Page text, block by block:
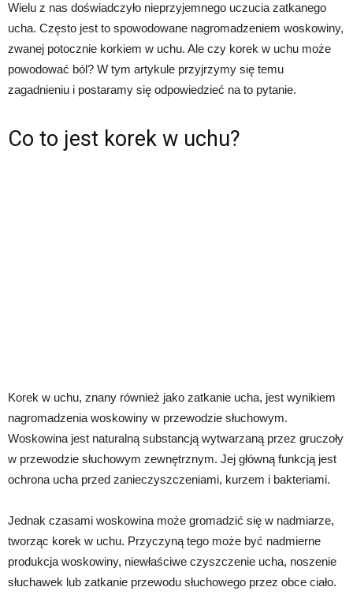
Wielu z nas doświadczyło nieprzyjemnego uczucia zatkanego
ucha. Często jest to spowodowane nagromadzeniem woskowiny,
zwanej potocznie korkiem w uchu. Ale czy korek w uchu może
powodować ból? W tym artykule przyjrzymy się temu
zagadnieniu i postaramy się odpowiedzieć na to pytanie.
Co to jest korek w uchu?
Korek w uchu, znany również jako zatkanie ucha, jest wynikiem
nagromadzenia woskowiny w przewodzie słuchowym.
Woskowina jest naturalną substancją wytwarzaną przez gruczoły
w przewodzie słuchowym zewnętrznym. Jej główną funkcją jest
ochrona ucha przed zanieczyszczeniami, kurzem i bakteriami.
Jednak czasami woskowina może gromadzić się w nadmiarze,
tworząc korek w uchu. Przyczyną tego może być nadmierne
produkcja woskowiny, niewłaściwe czyszczenie ucha, noszenie
słuchawek lub zatkanie przewodu słuchowego przez obce ciało.